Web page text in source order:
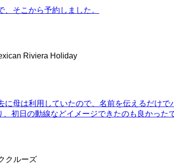
そこから予約しました。
Riviera Holiday
母は利用していたので、名前を伝えるだけ
初日の動線などイメージできたのも良かった
クルーズ